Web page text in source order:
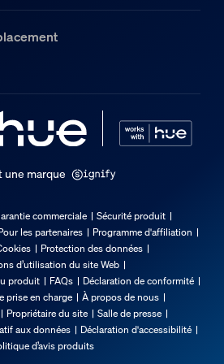
de la caméra (degrés)
une marque
commerciale
Sécurité produit
les partenaires
Programme d'affiliation
Protection des données
d’utilisation du site Web
produit
FAQs
Déclaration de conformité
prise en charge
À propos de nous
Propriétaire du site
Salle de presse
aux données
Déclaration d'accessibilité
d’avis produits